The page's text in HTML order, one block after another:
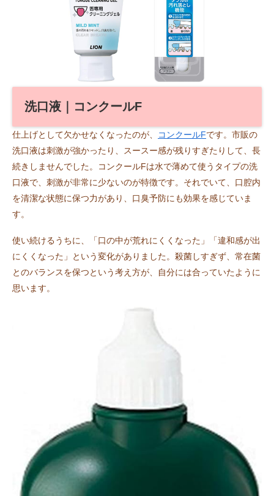
洗口液｜コンクールF
仕上げとして欠かせなくなったのが、 コンクールFです。市販の
洗口液は刺激が強かったり、スースー感が残りすぎたりして、長
続きしませんでした。コンクールFは水で薄めて使うタイプの洗
口液で、刺激が非常に少ないのが特徴です。それでいて、口腔内
を清潔な状態に保つ力があり、口臭予防にも効果を感じていま
す。
使い続けるうちに、「口の中が荒れにくくなった」「違和感が出
にくくなった」という変化がありました。殺菌しすぎず、常在菌
とのバランスを保つという考え方が、自分には合っていたように
思います。